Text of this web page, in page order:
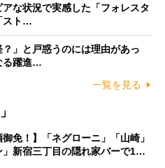
アな状況で実感した「フォレスタ
スト…
」と戸惑うのには理由があっ
る躍進…
一覧を見る
御免！】「ネグローニ」「山崎」
」新宿三丁目の隠れ家バーで1…